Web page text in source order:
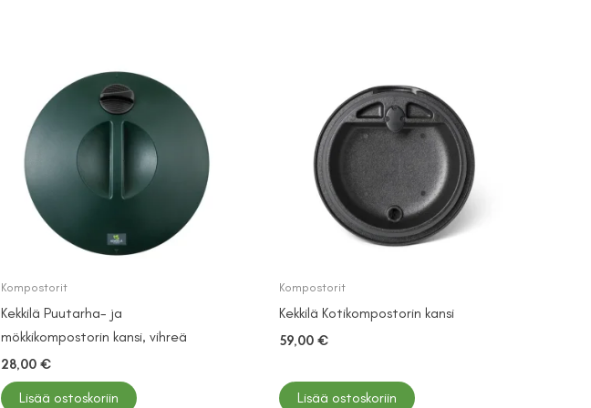
Kompostorit
Kekkilä Puutarha- ja
mökkikompostorin kansi, vihreä
28,00 €
Lisää ostoskoriin
Kompostorit
Kekkilä Kotikompostorin kansi
59,00 €
Lisää ostoskoriin